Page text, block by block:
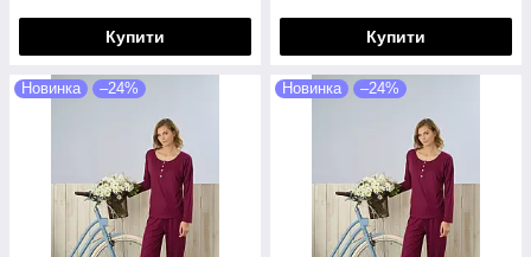
Купити Купити
Новинка –24% Новинка –24%